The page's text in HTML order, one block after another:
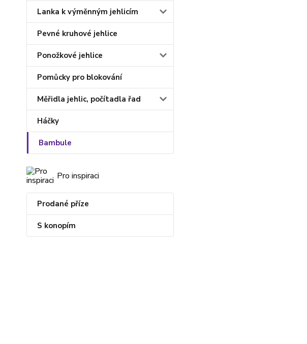
Lanka k výměnným jehlicím
Pevné kruhové jehlice
Ponožkové jehlice
Pomůcky pro blokování
Měřidla jehlic, počítadla řad
Háčky
Bambule
Pro inspiraci
Prodané příze
S konopím